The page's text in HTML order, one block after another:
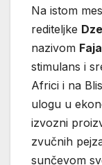
Na istom
rediteljke
nazivom
stimulans i
Africi i na
ulogu u
izvozni
zvučnih
sunčevom